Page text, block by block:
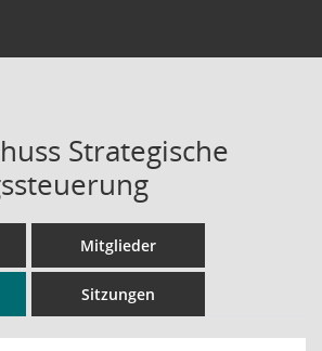
Strategische
Mitglieder
Sitzungen